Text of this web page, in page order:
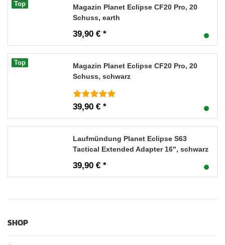
Top
Magazin Planet Eclipse CF20 Pro, 20
Schuss, earth
39,90 € *
Top
Magazin Planet Eclipse CF20 Pro, 20
Schuss, schwarz
39,90 € *
Laufmündung Planet Eclipse S63
Tactical Extended Adapter 16", schwarz
39,90 € *
SHOP